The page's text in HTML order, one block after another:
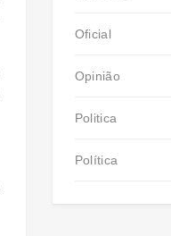
Oficial
Opinião
Politica
Política